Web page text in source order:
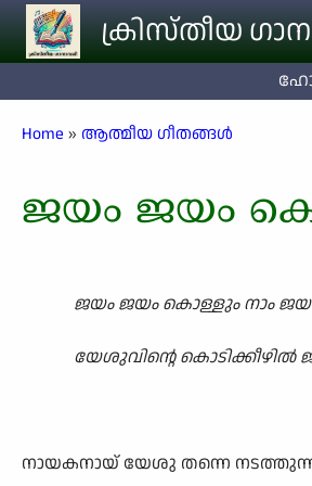
Skip to main content
ക്രിസ്തീയ
Breadcrumb
Home ആത്മീയ ഗീതങ്ങൾ
ജയം ജയം
ജയം ജയം കൊള്ളും നാം
യേശുവിന്റെ കൊടിക്കീഴിൽ
നായകനായ് യേശു തന്നെ